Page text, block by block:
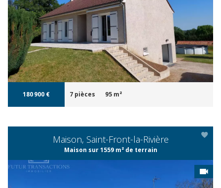
APERÇU
180 900 € 7 pièces 95 m²
Maison, Saint-Front-la-Rivière
Maison sur 1559 m² de terrain